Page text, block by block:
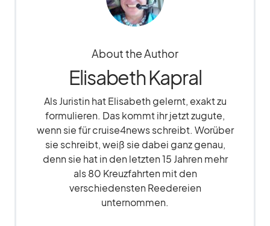
About the Author
Elisabeth Kapral
Als Juristin hat Elisabeth gelernt, exakt zu
formulieren. Das kommt ihr jetzt zugute,
wenn sie für cruise4news schreibt. Worüber
sie schreibt, weiß sie dabei ganz genau,
denn sie hat in den letzten 15 Jahren mehr
als 80 Kreuzfahrten mit den
verschiedensten Reedereien
unternommen.